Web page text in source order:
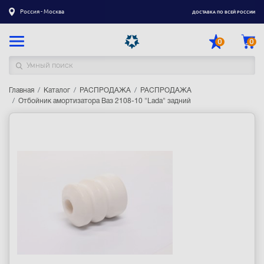
Россия - Москва ДОСТАВКА ПО ВСЕЙ РОССИИ
0 0
Каталог товаров
Главная Каталог РАСПРОДАЖА
РАСПРОДАЖА
Отбойник амортизатора Ваз 2108-10 "Lada" задний